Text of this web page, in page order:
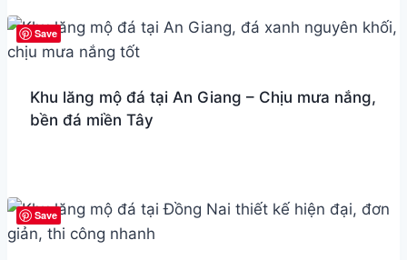
Save
Khu lăng mộ đá tại An Giang – Chịu mưa nắng,
bền đá miền Tây
Save